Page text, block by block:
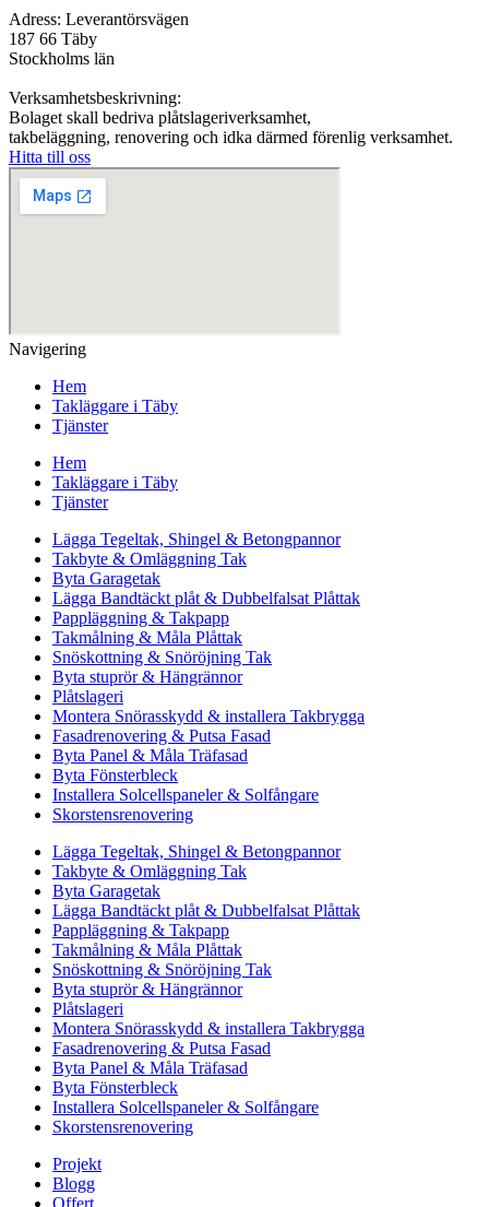
Adress: Leverantörsvägen
187 66 Täby
Stockholms län
Verksamhetsbeskrivning:
Bolaget skall bedriva plåtslageriverksamhet,
takbeläggning, renovering och idka därmed förenlig verksamhet.
Hitta till oss
Navigering
Hem
Takläggare i Täby
Tjänster
Hem
Takläggare i Täby
Tjänster
Lägga Tegeltak, Shingel & Betongpannor
Takbyte & Omläggning Tak
Byta Garagetak
Lägga Bandtäckt plåt & Dubbelfalsat Plåttak
Pappläggning & Takpapp
Takmålning & Måla Plåttak
Snöskottning & Snöröjning Tak
Byta stuprör & Hängrännor
Plåtslageri
Montera Snörasskydd & installera Takbrygga
Fasadrenovering & Putsa Fasad
Byta Panel & Måla Träfasad
Byta Fönsterbleck
Installera Solcellspaneler & Solfångare
Skorstensrenovering
Lägga Tegeltak, Shingel & Betongpannor
Takbyte & Omläggning Tak
Byta Garagetak
Lägga Bandtäckt plåt & Dubbelfalsat Plåttak
Pappläggning & Takpapp
Takmålning & Måla Plåttak
Snöskottning & Snöröjning Tak
Byta stuprör & Hängrännor
Plåtslageri
Montera Snörasskydd & installera Takbrygga
Fasadrenovering & Putsa Fasad
Byta Panel & Måla Träfasad
Byta Fönsterbleck
Installera Solcellspaneler & Solfångare
Skorstensrenovering
Projekt
Blogg